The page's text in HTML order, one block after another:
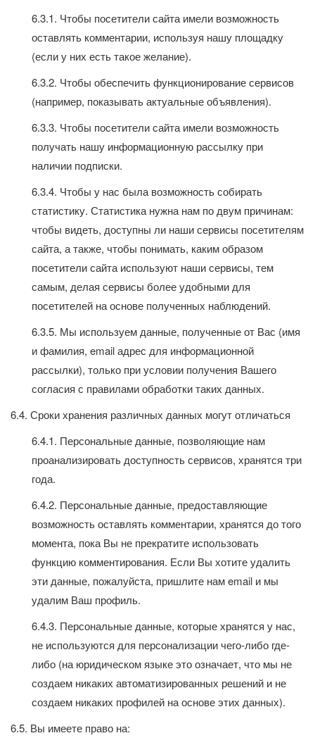
6.3.1. Чтобы посетители сайта имели возможность
оставлять комментарии, используя нашу площадку
(если у них есть такое желание).
6.3.2. Чтобы обеспечить функционирование сервисов
(например, показывать актуальные объявления).
6.3.3. Чтобы посетители сайта имели возможность
получать нашу информационную рассылку при
наличии подписки.
6.3.4. Чтобы у нас была возможность собирать
статистику. Статистика нужна нам по двум причинам:
чтобы видеть, доступны ли наши сервисы посетителям
сайта, а также, чтобы понимать, каким образом
посетители сайта используют наши сервисы, тем
самым, делая сервисы более удобными для
посетителей на основе полученных наблюдений.
6.3.5. Мы используем данные, полученные от Вас (имя
и фамилия, email адрес для информационной
рассылки), только при условии получения Вашего
согласия с правилами обработки таких данных.
6.4. Сроки хранения различных данных могут отличаться
6.4.1. Персональные данные, позволяющие нам
проанализировать доступность сервисов, хранятся три
года.
6.4.2. Персональные данные, предоставляющие
возможность оставлять комментарии, хранятся до того
момента, пока Вы не прекратите использовать
функцию комментирования. Если Вы хотите удалить
эти данные, пожалуйста, пришлите нам email и мы
удалим Ваш профиль.
6.4.3. Персональные данные, которые хранятся у нас,
не используются для персонализации чего-либо где-
либо (на юридическом языке это означает, что мы не
создаем никаких автоматизированных решений и не
создаем никаких профилей на основе этих данных).
6.5. Вы имеете право на: